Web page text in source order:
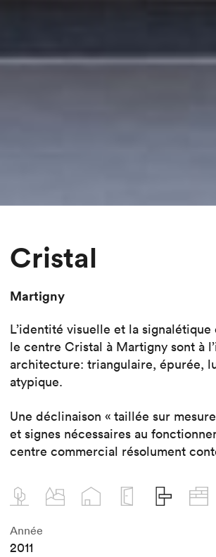
Cristal
Martigny
L’identité visuelle et la
le centre Cristal à Martigny sont à
architecture: triangulaire, épurée,
atypique.
Une déclinaison « taillée sur
et signes nécessaires au
centre commercial résolument
Année
2011